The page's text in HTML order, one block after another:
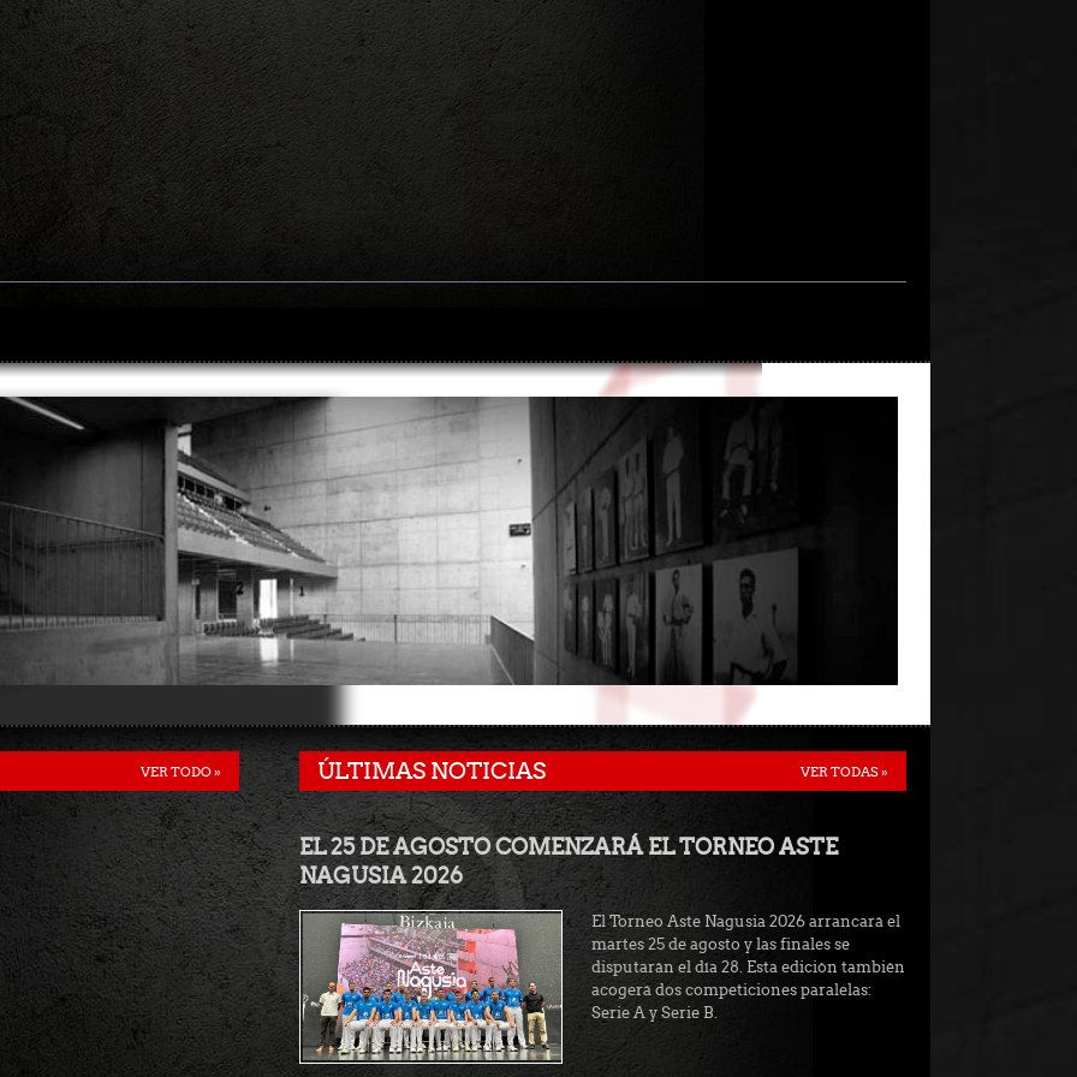
VER TODO » ÚLTIMAS NOTICIAS VER TODAS »
EL 25 DE AGOSTO COMENZARÁ EL TORNEO ASTE
NAGUSIA 2026
El Torneo Aste Nagusia 2026 arrancará el
martes 25 de agosto y las finales se
disputarán el día 28. Esta edición también
acogerá dos competiciones paralelas:
Serie A y Serie B.